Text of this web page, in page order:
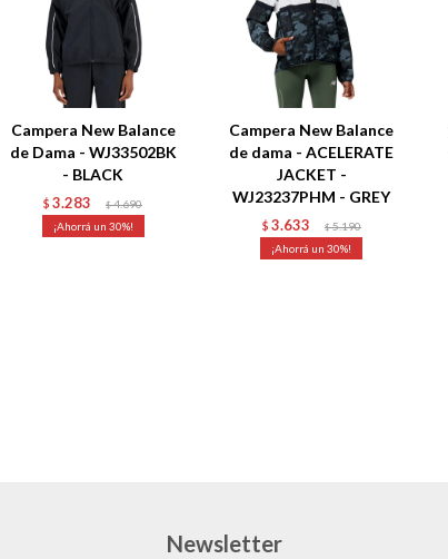
Campera New Balance
de Dama - WJ33502BK
- BLACK
$ 3.283 $ 4.690
30
Campera New Balance
de dama - ACELERATE
JACKET -
WJ23237PHM - GREY
$ 3.633 $ 5.190
30
Newsletter